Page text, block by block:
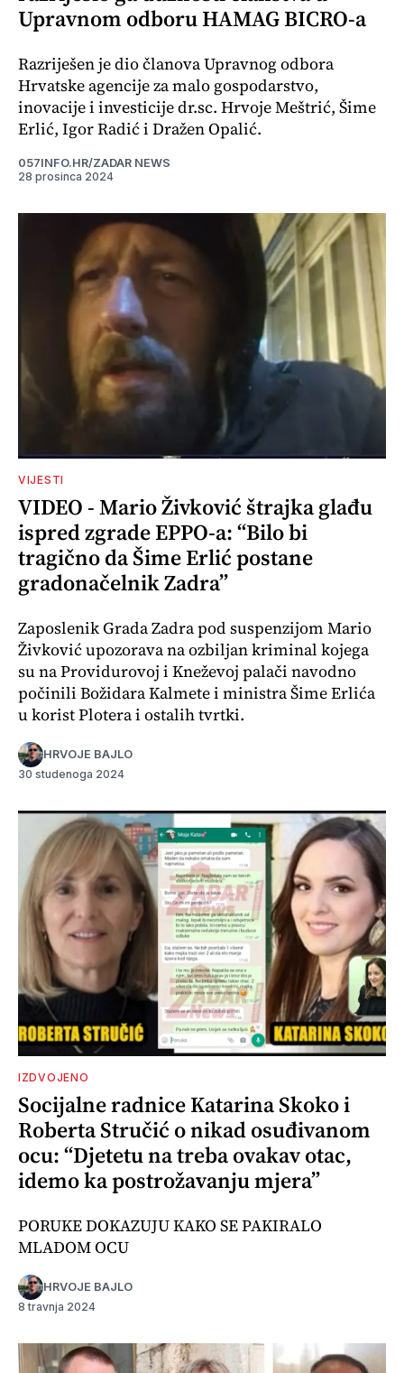
Upravnom odboru HAMAG BICRO-a
Razriješen je dio članova Upravnog odbora
Hrvatske agencije za malo gospodarstvo,
inovacije i investicije dr.sc. Hrvoje Meštrić, Šime
Erlić, Igor Radić i Dražen Opalić.
057INFO.HR/ZADAR NEWS
28 prosinca 2024
VIJESTI
VIDEO - Mario Živković štrajka glađu
ispred zgrade EPPO-a: “Bilo bi
tragično da Šime Erlić postane
gradonačelnik Zadra”
Zaposlenik Grada Zadra pod suspenzijom Mario
Živković upozorava na ozbiljan kriminal kojega
su na Providurovoj i Kneževoj palači navodno
počinili Božidara Kalmete i ministra Šime Erlića
u korist Plotera i ostalih tvrtki.
HRVOJE BAJLO
30 studenoga 2024
IZDVOJENO
Socijalne radnice Katarina Skoko i
Roberta Stručić o nikad osuđivanom
ocu: “Djetetu na treba ovakav otac,
idemo ka postrožavanju mjera”
PORUKE DOKAZUJU KAKO SE PAKIRALO
MLADOM OCU
HRVOJE BAJLO
8 travnja 2024